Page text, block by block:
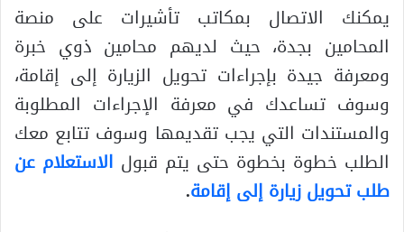
يمكنك الاتصال بمكاتب تأشيرات على منصة
المحامين بجدة، حيث لديهم محامين ذوي خبرة
ومعرفة جيدة بإجراءات تحويل الزيارة إلى إقامة،
وسوف تساعدك في معرفة الإجراءات المطلوبة
والمستندات التي يجب تقديمها وسوف تتابع معك
الطلب خطوة بخطوة حتى يتم قبول الاستعلام عن
طلب تحويل زيارة إلى إقامة.